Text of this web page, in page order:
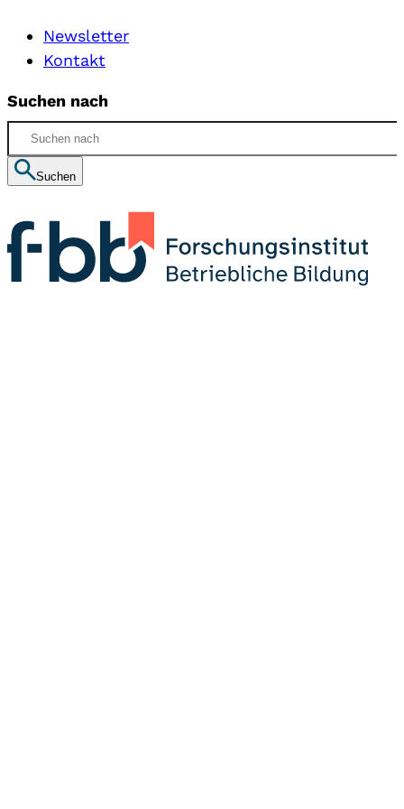
Newsletter
Kontakt
Suchen nach
Suchen